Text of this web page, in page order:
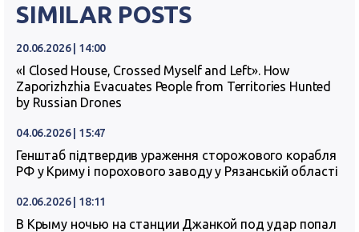
SIMILAR POSTS
20.06.2026 | 14:00
«I Closed House, Crossed Myself and Left». How
Zaporizhzhia Evacuates People from Territories Hunted
by Russian Drones
04.06.2026 | 15:47
Генштаб підтвердив ураження сторожового корабля
РФ у Криму і порохового заводу у Рязанській області
02.06.2026 | 18:11
В Крыму ночью на станции Джанкой под удар попал